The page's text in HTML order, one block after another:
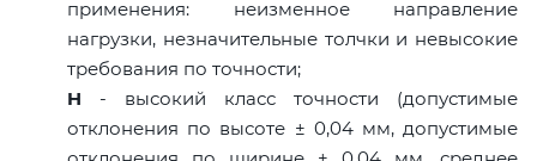
применения: неизменное направление
нагрузки, незначительные толчки и невысокие
требования по точности;
H - высокий класс точности (допустимые
отклонения по высоте ± 0,04 мм, допустимые